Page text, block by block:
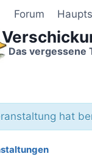
Forum
Das vergessene
hat